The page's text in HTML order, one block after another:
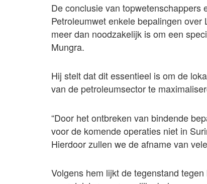
De conclusie van
Petroleumwet enkele bepalingen
meer dan noodzakelijk is om een
Mungra.
Hij stelt dat dit essentieel is om de
van de petroleumsector te
“Door het ontbreken van bindende
voor de komende operaties niet in
Hierdoor zullen we de afname van
Volgens hem lijkt de tegenstand